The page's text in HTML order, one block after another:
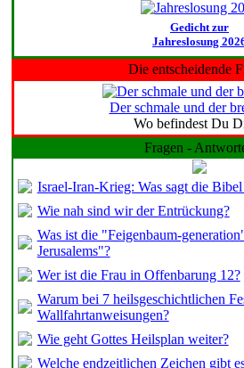
Gedicht zur
Jahreslosung
Die entscheidende
Der schmale und der
Wo befindest Du
Fragen -
Israel-Iran-Krieg: Was sagt die
Wie nah sind wir der Entrückung?
Was ist die "Feigenbaum-
Jerusalems"?
Wer ist die Frau in Offenbarung 12?
Warum bei 7 heilsgeschichtlichen
Wallfahrtanweisungen?
Wie geht Gottes Heilsplan weiter?
Welche endzeitlichen Zeichen gibt